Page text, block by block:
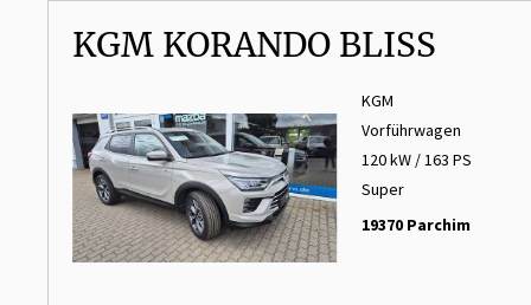
KGM KORANDO BLISS
KGM
Vorführwagen
120 kW / 163 PS
Super
19370 Parchim